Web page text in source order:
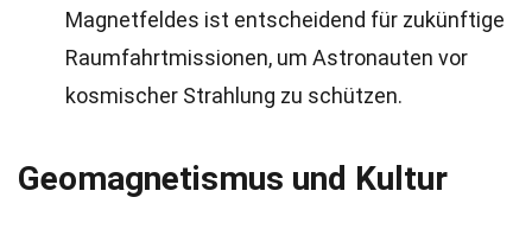
Magnetfeldes ist entscheidend für zukünftige
Raumfahrtmissionen, um Astronauten vor
kosmischer Strahlung zu schützen.
Geomagnetismus und Kultur